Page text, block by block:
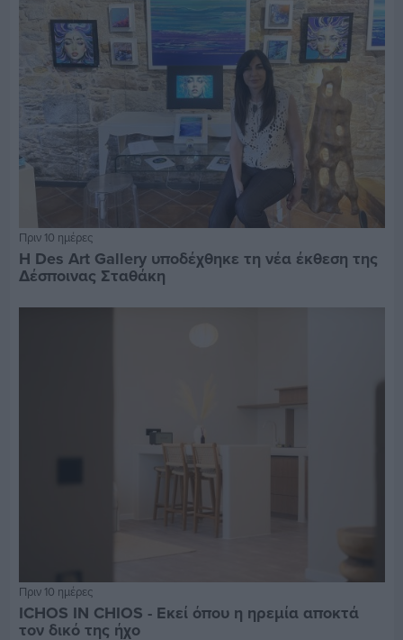
Πριν 10 ημέρες
Η Des Art Gallery υποδέχθηκε τη νέα έκθεση της
Δέσποινας Σταθάκη
Πριν 10 ημέρες
ICHOS IN CHIOS - Εκεί όπου η ηρεμία αποκτά
τον δικό της ήχο